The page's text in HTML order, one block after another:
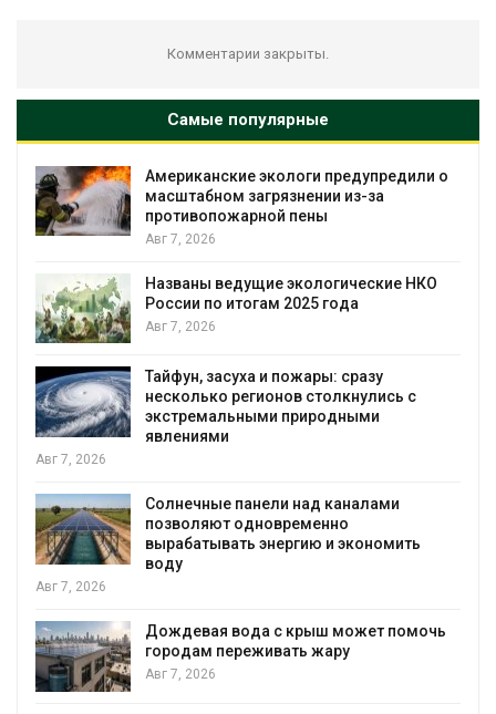
Комментарии закрыты.
Самые популярные
Американские экологи предупредили о
масштабном загрязнении из-за
противопожарной пены
Авг 7, 2026
Названы ведущие экологические НКО
России по итогам 2025 года
Авг 7, 2026
Тайфун, засуха и пожары: сразу
несколько регионов столкнулись с
экстремальными природными
явлениями
Авг 7, 2026
Солнечные панели над каналами
позволяют одновременно
вырабатывать энергию и экономить
воду
Авг 7, 2026
Дождевая вода с крыш может помочь
городам переживать жару
Авг 7, 2026